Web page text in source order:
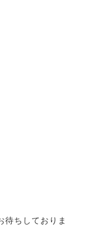
待ちしておりま